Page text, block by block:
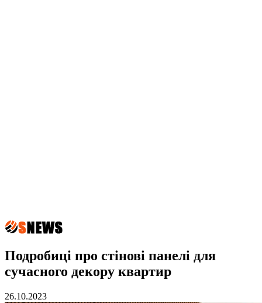
Подробиці про стінові панелі для
сучасного декору квартир
26.10.2023